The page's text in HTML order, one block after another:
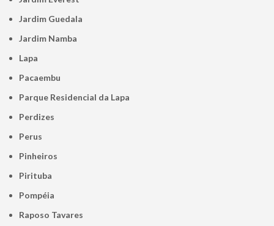
Jardim Guedala
Jardim Namba
Lapa
Pacaembu
Parque Residencial da Lapa
Perdizes
Perus
Pinheiros
Pirituba
Pompéia
Raposo Tavares